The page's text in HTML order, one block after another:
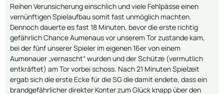
Reihen Verunsicherung einschlich und viele Fehlpässe einen
vernünftigen Spielaufbau somit fast unmöglich machten.
Dennoch dauerte es fast 18 Minuten, bevor die erste richtig
gefährlich Chance Aumenaus vor unserem Tor zustande kam,
bei der fünf unserer Spieler im eigenen 16er von einem
Aumenauer „vernascht“ wurden und der Schütze (vermutlich
entkräftet) am Tor vorbei schoss. Nach 21 Minuten Spielzeit
ergab sich die erste Ecke für die SG die damit endete, dass ein
brandgefährlicher direkter Konter zum Glück knapp über den